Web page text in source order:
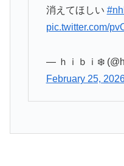
消えてほしい
pic.twitter.com/
— ｈｉｂｉ❄️
February 25,